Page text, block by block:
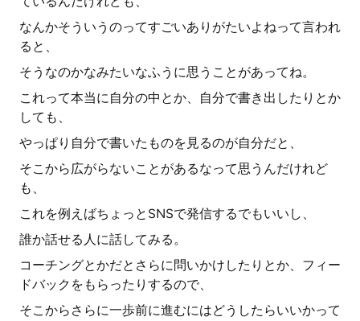
なんかそういうのってすごいありがたいよねって言われ
ると、
そうなのかなみたいなふうに思うことがあってね。
これって本当に自分の中とか、自分で書き出したりとか
しても、
やっぱり自分で書いたものを見るのが自分だと、
そこから広がらないことがあるなって思うんだけれど
も、
これを例えばちょっとSNSで発信するでもいいし、
誰か話せる人に話してみる。
コーチングとかだとさらに問いかけしたりとか、フィー
ドバックをもらったりするので、
そこからさらに一歩前に進むにはどうしたらいいかって